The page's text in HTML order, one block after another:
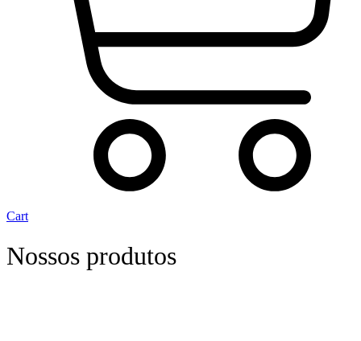
Cart
Nossos produtos